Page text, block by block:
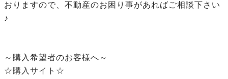
おりますので、不動産のお困り事があればご相談下さい
♪
～購入希望者のお客様へ～
☆購入サイト☆